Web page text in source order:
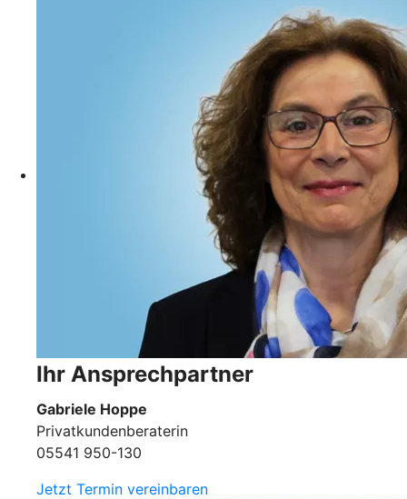
Ihr Ansprechpartner
Gabriele Hoppe
Privatkundenberaterin
05541 950-130
Jetzt Termin vereinbaren